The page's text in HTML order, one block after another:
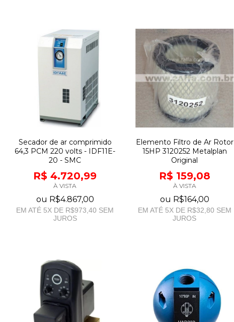
Secador de ar comprimido
64,3 PCM 220 volts - IDF11E-
20 - SMC
R$ 4.720,99
À VISTA
ou R$4.867,00
EM ATÉ 5X DE R$973,40 SEM
JUROS
Elemento Filtro de Ar Rotor
15HP 3120252 Metalplan
Original
R$ 159,08
À VISTA
ou R$164,00
EM ATÉ 5X DE R$32,80 SEM
JUROS